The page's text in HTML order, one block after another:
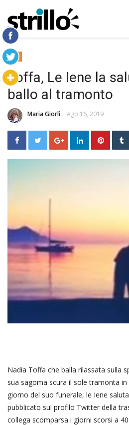
TV
Toffa, Le Iene la
ballo al tramonto
Maria Giorli Ago 16, 2019
Nadia Toffa che balla rilassata sulla
sua sagoma scura il sole tramonta
giorno del suo funerale, le Iene
pubblicato sul profilo Twitter della
collega scomparsa i giorni scorsi a